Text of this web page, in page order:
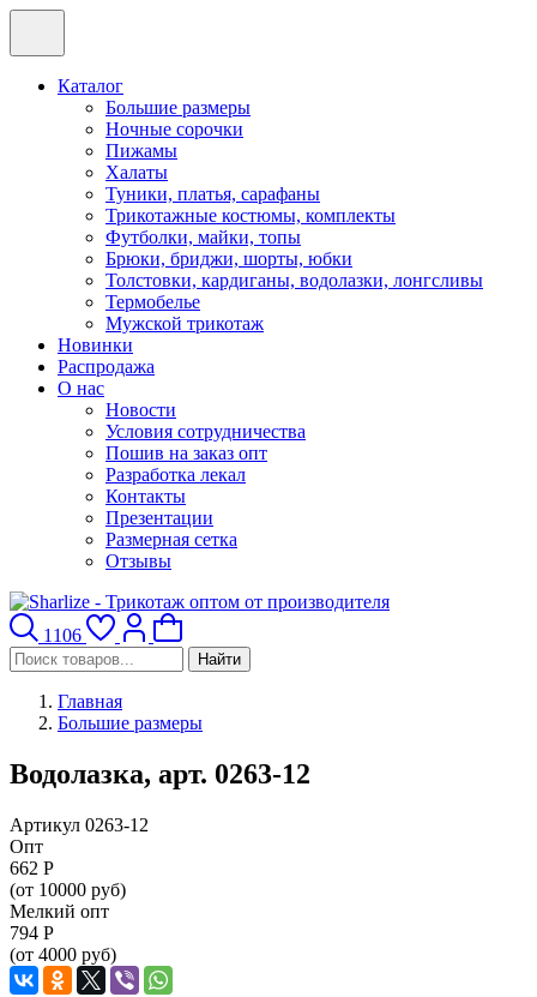
Каталог
Большие размеры
Ночные сорочки
Пижамы
Халаты
Туники, платья, сарафаны
Трикотажные костюмы, комплекты
Футболки, майки, топы
Брюки, бриджи, шорты, юбки
Толстовки, кардиганы, водолазки, лонгсливы
Термобелье
Мужской трикотаж
Новинки
Распродажа
О нас
Новости
Условия сотрудничества
Пошив на заказ опт
Разработка лекал
Контакты
Презентации
Размерная сетка
Отзывы
1106
Найти
Главная
Большие размеры
Водолазка, арт. 0263-12
Артикул 0263-12
Опт
662 Р
(от 10000 руб)
Мелкий опт
794 Р
(от 4000 руб)